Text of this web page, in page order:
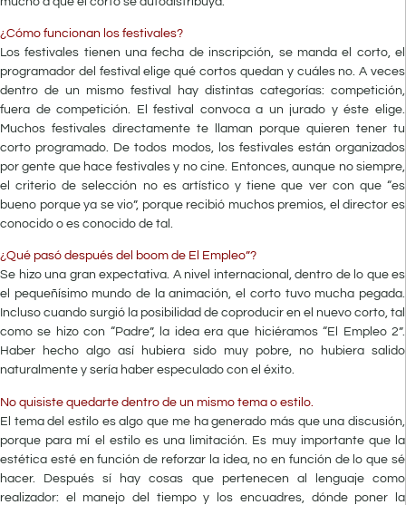
¿Cómo funcionan los festivales?
Los festivales tienen una fecha de inscripción, se manda el corto, el
programador del festival elige qué cortos quedan y cuáles no. A veces
dentro de un mismo festival hay distintas categorías: competición,
fuera de competición. El festival convoca a un jurado y éste elige.
Muchos festivales directamente te llaman porque quieren tener tu
corto programado. De todos modos, los festivales están organizados
por gente que hace festivales y no cine. Entonces, aunque no siempre,
el criterio de selección no es artístico y tiene que ver con que “es
bueno porque ya se vio”, porque recibió muchos premios, el director es
conocido o es conocido de tal.
¿Qué pasó después del boom de El Empleo”?
Se hizo una gran expectativa. A nivel internacional, dentro de lo que es
el pequeñísimo mundo de la animación, el corto tuvo mucha pegada.
Incluso cuando surgió la posibilidad de coproducir en el nuevo corto, tal
como se hizo con “Padre”, la idea era que hiciéramos “El Empleo 2”.
Haber hecho algo así hubiera sido muy pobre, no hubiera salido
naturalmente y sería haber especulado con el éxito.
No quisiste quedarte dentro de un mismo tema o estilo.
El tema del estilo es algo que me ha generado más que una discusión,
porque para mí el estilo es una limitación. Es muy importante que la
estética esté en función de reforzar la idea, no en función de lo que sé
hacer. Después sí hay cosas que pertenecen al lenguaje como
realizador: el manejo del tiempo y los encuadres, dónde poner la